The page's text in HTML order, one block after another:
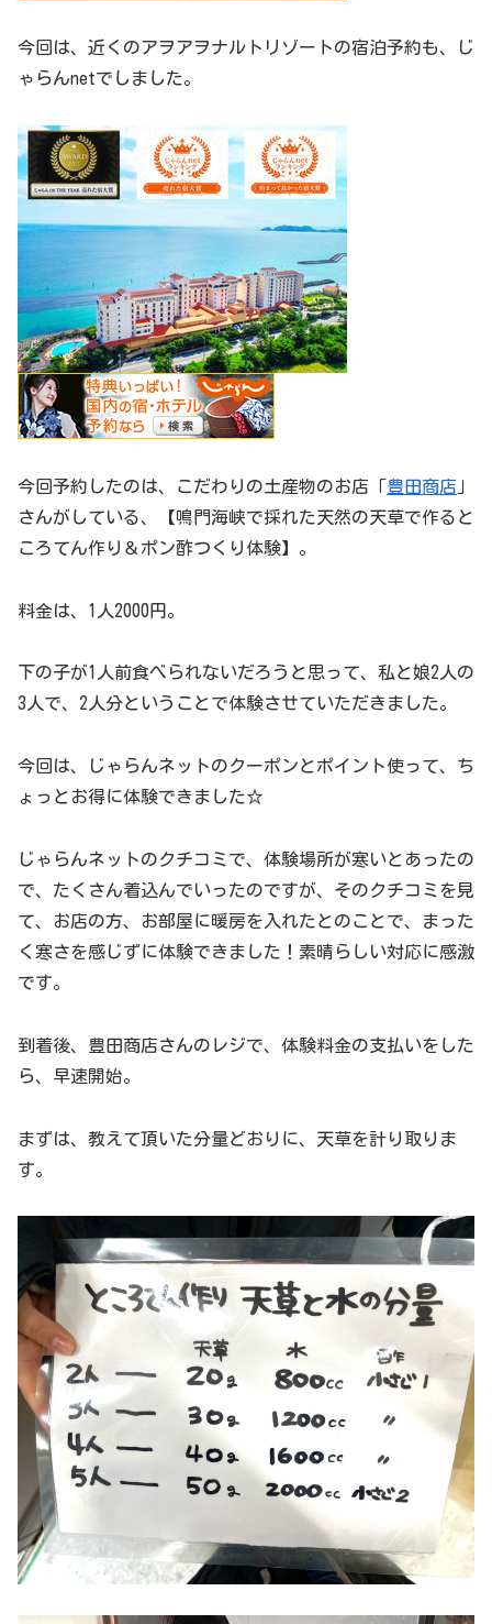
今回は、近くのアヲアヲナルトリゾートの宿泊予約も、じ
ゃらんnetでしました。
今回予約したのは、こだわりの土産物のお店「豊田商店 」
さんがしている、【鳴門海峡で採れた天然の天草で作ると
ころてん作り＆ポン酢つくり体験】。
料金は、1人2000円。
下の子が1人前食べられないだろうと思って、私と娘2人の
3人で、2人分ということで体験させていただきました。
今回は、じゃらんネットのクーポンとポイント使って、ち
ょっとお得に体験できました☆
じゃらんネットのクチコミで、体験場所が寒いとあったの
で、たくさん着込んでいったのですが、そのクチコミを見
て、お店の方、お部屋に暖房を入れたとのことで、まった
く寒さを感じずに体験できました！素晴らしい対応に感激
です。
到着後、豊田商店さんのレジで、体験料金の支払いをした
ら、早速開始。
まずは、教えて頂いた分量どおりに、天草を計り取りま
す。